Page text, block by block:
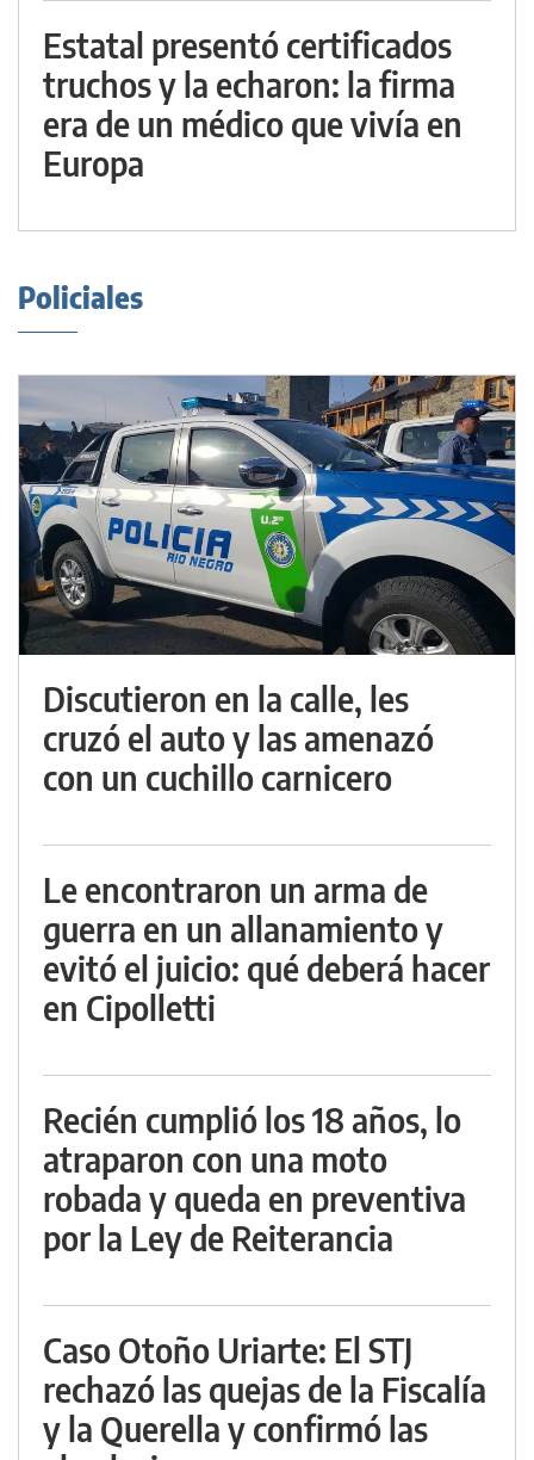
Estatal presentó certificados
truchos y la echaron: la firma
era de un médico que vivía en
Europa
Policiales
Discutieron en la calle, les
cruzó el auto y las amenazó
con un cuchillo carnicero
Le encontraron un arma de
guerra en un allanamiento y
evitó el juicio: qué deberá hacer
en Cipolletti
Recién cumplió los 18 años, lo
atraparon con una moto
robada y queda en preventiva
por la Ley de Reiterancia
Caso Otoño Uriarte: El STJ
rechazó las quejas de la Fiscalía
y la Querella y confirmó las